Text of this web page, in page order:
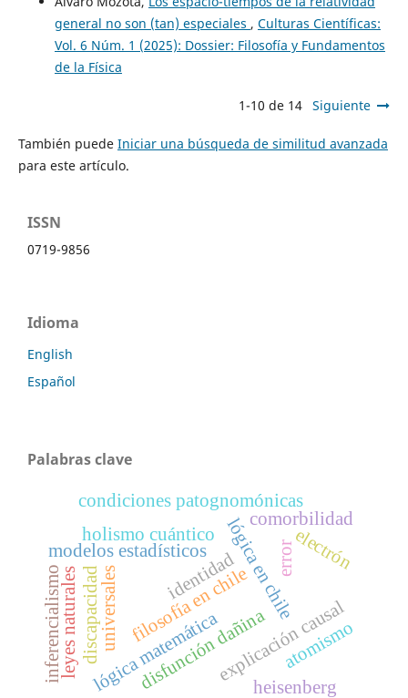
general no son (tan) especiales , Culturas Científicas:
Vol. 6 Núm. 1 (2025): Dossier: Filosofía y Fundamentos
de la Física
1-10 de 14 Siguiente
También puede Iniciar una búsqueda de similitud avanzada
para este artículo.
ISSN
0719-9856
Idioma
English
Español
Palabras clave
filosofía en chilelógica en chile
identidad
lógica matemática
modelos estadísticos error
explicación causal
disfunción dañina
condiciones patognomónicas
discapacidad
comorbilidad
universales
leyes naturales
electrón
atomismo
heisenberg
holismo cuántico
inferencialismo